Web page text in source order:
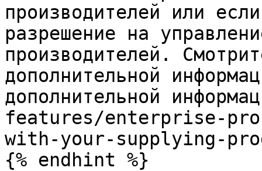
производителей или
разрешение на
производителей.
дополнительной
дополнительной
features/enterprise-
with-your-supplying-
{% endhint %}